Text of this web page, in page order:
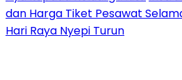
dan Harga Tiket Pesawat
Hari Raya Nyepi Turun